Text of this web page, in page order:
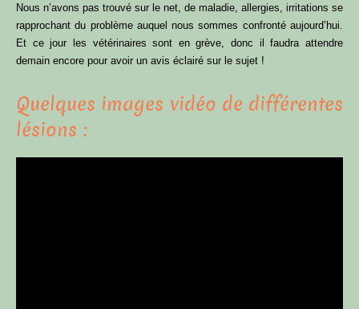
Nous n’avons pas trouvé sur le net, de maladie, allergies, irritations se
rapprochant du problème auquel nous sommes confronté aujourd’hui.
Et ce jour les vétérinaires sont en grève, donc il faudra attendre
demain encore pour avoir un avis éclairé sur le sujet !
Quelques images vidéo de différentes
lésions :